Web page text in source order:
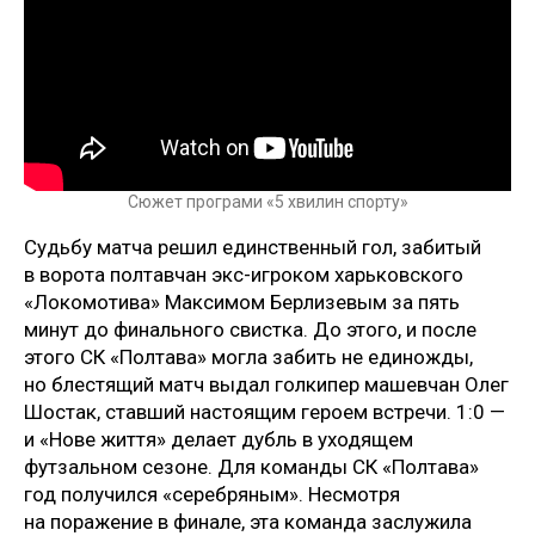
Сюжет програми «5 хвилин спорту»
Судьбу матча решил единственный гол, забитый
в ворота полтавчан экс-игроком харьковского
«Локомотива» Максимом Берлизевым за пять
минут до финального свистка. До этого, и после
этого СК «Полтава» могла забить не единожды,
но блестящий матч выдал голкипер машевчан Олег
Шостак, ставший настоящим героем встречи. 1:0 —
и «Нове життя» делает дубль в уходящем
футзальном сезоне. Для команды СК «Полтава»
год получился «серебряным». Несмотря
на поражение в финале, эта команда заслужила